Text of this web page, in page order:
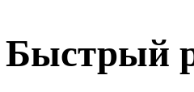
Быстрый